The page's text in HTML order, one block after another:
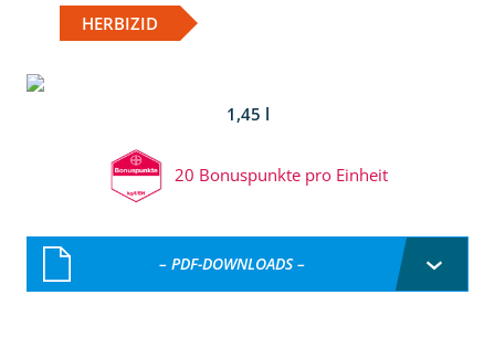
HERBIZID
1,45 l
20 Bonuspunkte pro Einheit
– PDF-DOWNLOADS –